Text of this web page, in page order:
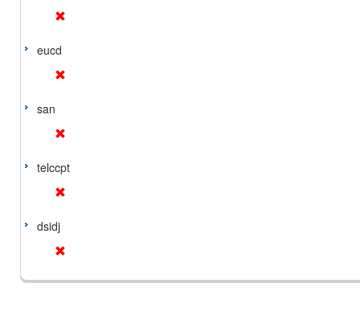
eucd
san
telccpt
dsidj